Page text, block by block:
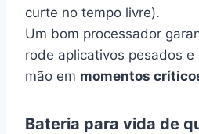
curte no tempo livre).
Um bom processador
rode aplicativos pesados
mão em momentos
Bateria para vida de